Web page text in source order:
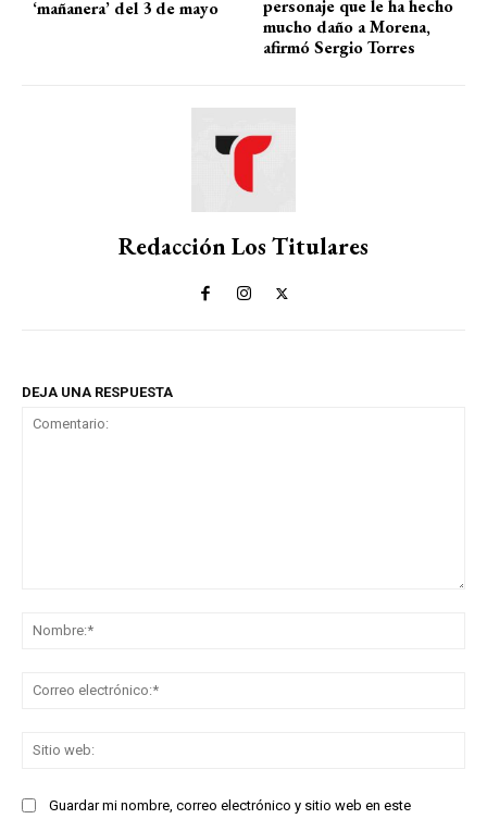
‘mañanera’ del 3 de mayo
personaje que le ha hecho
mucho daño a Morena,
afirmó Sergio Torres
Redacción Los Titulares
DEJA UNA RESPUESTA
Guardar mi nombre, correo electrónico y sitio web en este